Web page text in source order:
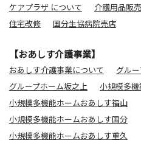
ケアプラザ について 介護用品販売
住宅改修
国分生協病院売店
【おあしす介護事業】
おあしす介護事業について
グル
グループホーム坂之上
小規模多
小規模多機能ホームおあしす福山
小規模多機能ホームおあしす国分
小規模多機能ホームおあしす重久